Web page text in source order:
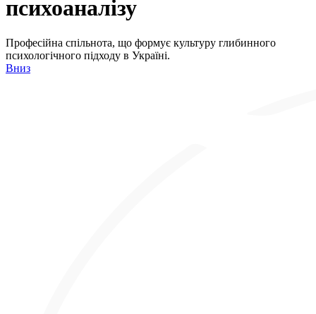
психоаналізу
Професійна спільнота, що формує культуру глибинного
психологічного підходу в Україні.
Вниз